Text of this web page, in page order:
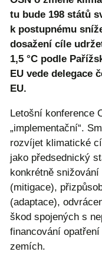
tu bude 198 států
k postupnému
dosažení cíle
1,5 °C podle
EU vede delegace
EU.
Letošní konference
„implementační“.
rozvíjet klimatické
jako předsednický
konkrétně
(mitigace),
(adaptace),
škod spojených s
financování
zemích.